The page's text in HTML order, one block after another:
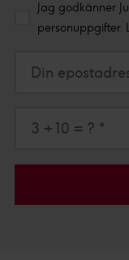
Jag godkänner
personuppgifter.
Din
3 + 10 = ? *